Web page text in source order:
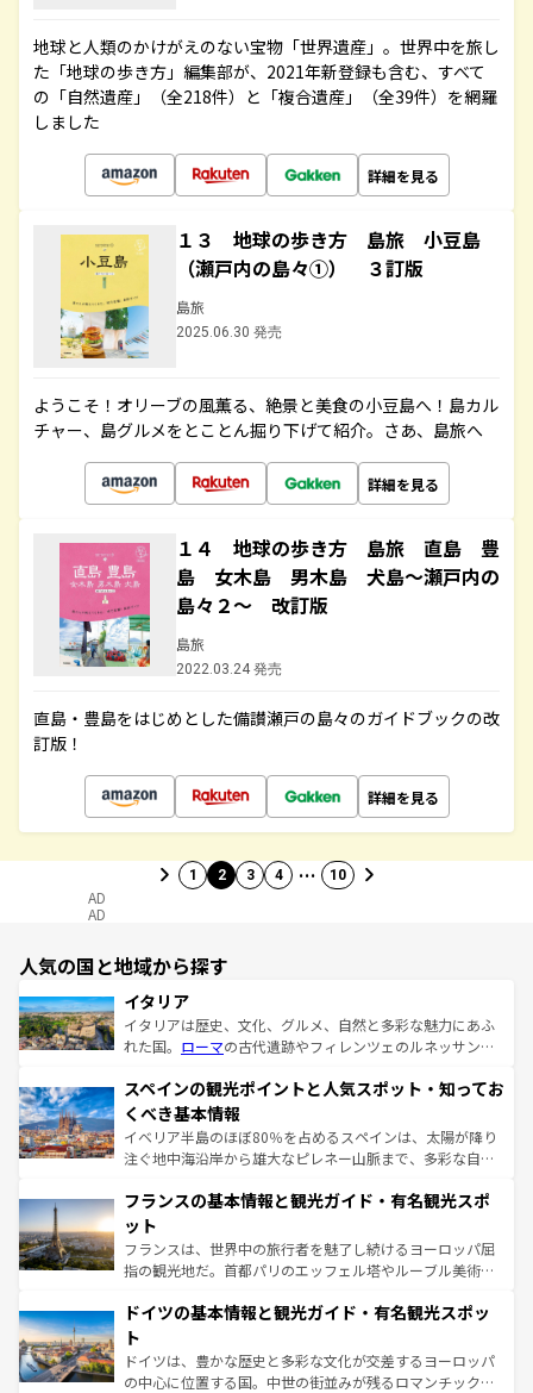
地球と人類のかけがえのない宝物「世界遺産」。世界中を旅し
た「地球の歩き方」編集部が、2021年新登録も含む、すべて
の「自然遺産」（全218件）と「複合遺産」（全39件）を網羅
しました
詳細を見る
１３ 地球の歩き方 島旅 小豆島
（瀬戸内の島々①） ３訂版
島旅
2025.06.30 発売
ようこそ！オリーブの風薫る、絶景と美食の小豆島へ！島カル
チャー、島グルメをとことん掘り下げて紹介。さあ、島旅へ
詳細を見る
１４ 地球の歩き方 島旅 直島 豊
島 女木島 男木島 犬島～瀬戸内の
島々２～ 改訂版
島旅
2022.03.24 発売
直島・豊島をはじめとした備讃瀬戸の島々のガイドブックの改
訂版！
詳細を見る
1 2 3 4 … 10
AD
AD
人気の国と地域から探す
イタリア
イタリアは歴史、文化、グルメ、自然と多彩な魅力にあふ
れた国。 ローマの古代遺跡やフィレンツェのルネッサンス
ろん、トスカーナの美しい田園風景やアマルフィ海岸の絶
景など、自然景観も見逃せない。観光の合間には、本場の
ピザやパスタなど、絶品のイタリア料理を堪能することも
できる。朝目覚めてから夜眠るまで、すべての瞬間を楽し
なお、新着のイタリア情報はコンテンツ一覧を参照してほ
しい。
スペインの観光ポイントと人気スポット・知ってお
くべき基本情報
イベリア半島のほぼ80％を占めるスペインは、太陽が降り
注ぐ地中海沿岸から雄大なピレネー山脈まで、多彩な自然
文化が根付くこの国では、情熱的なフラメンコ、熱気あふ
れる闘牛、そして美味しいタパスが生活の一部となってい
る。首都マドリードの洗練された雰囲気や、バルセロナの
アートに溢れた街角から、地方では古代ローマ遺跡や中世
せる。地方によって風土や気候が異なるスペインはその個
ンテンツ一覧 を参照してほしい。
フランスの基本情報と観光ガイド・有名観光スポ
ット
フランスは、世界中の旅行者を魅了し続けるヨーロッパ屈
指の観光地だ。首都パリのエッフェル塔やルーブル美術館
で、幅広い魅力が詰まっている。華麗な宮殿、歴史的な大
聖堂、美しいビーチ、そして豊かな自然が、訪れる者を心
から魅了する。また、フランスは美食の国としても知ら
れ、フランス料理はユネスコ無形文化遺産にも登録されて
ドイツの基本情報と観光ガイド・有名観光スポッ
ト
ドイツは、豊かな歴史と多彩な文化が交差するヨーロッパ
の中心に位置する国。中世の街並みが残るロマンチック街